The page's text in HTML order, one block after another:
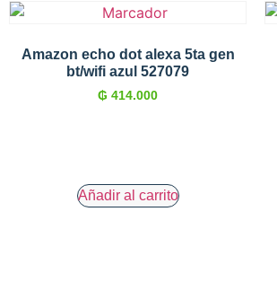
Amazon echo dot alexa 5ta gen
bt/wifi azul 527079
₲ 414.000
Añadir al carrito